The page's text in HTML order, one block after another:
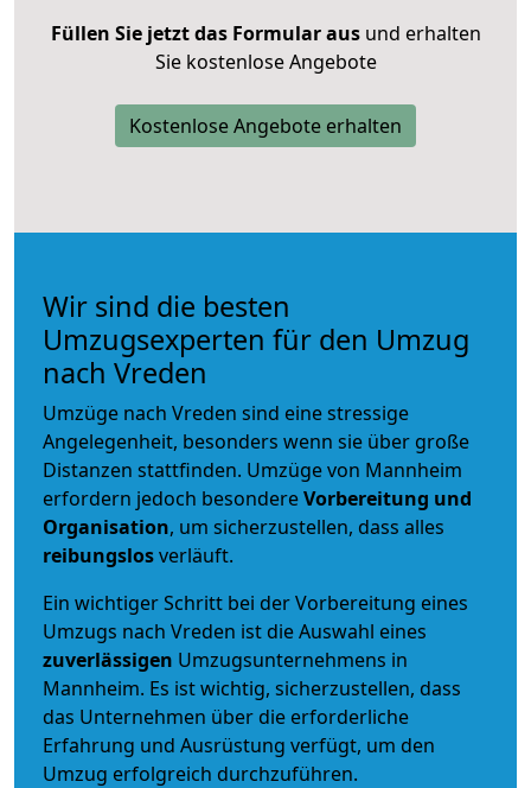
Füllen Sie jetzt das Formular ausund erhalten
Sie kostenlose Angebote
Kostenlose Angebote erhalten
Wir sind die besten
Umzugsexperten für den Umzug
nach Vreden
Umzüge nach Vreden sind eine stressige
Angelegenheit, besonders wenn sie über große
Distanzen stattfinden. Umzüge von Mannheim
erfordern jedoch besondereVorbereitung und
Organisation, um sicherzustellen, dass alles
reibungslosverläuft.
Ein wichtiger Schritt bei der Vorbereitung eines
Umzugs nach Vreden ist die Auswahl eines
zuverlässigen Umzugsunternehmens in
Mannheim. Es ist wichtig, sicherzustellen, dass
das Unternehmen über die erforderliche
Erfahrung und Ausrüstung verfügt, um den
Umzug erfolgreich durchzuführen.